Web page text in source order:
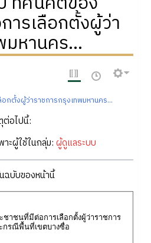
ารเลือกตั้งผู้ว่า
มหานคร...
กตั้งผู้ว่าราชการกรุงเทพมหานคร...
ต่อไปนี้:
ะผู้ใช้ในกลุ่ม: ผู้ดูแลระบบ
บับของหน้านี้